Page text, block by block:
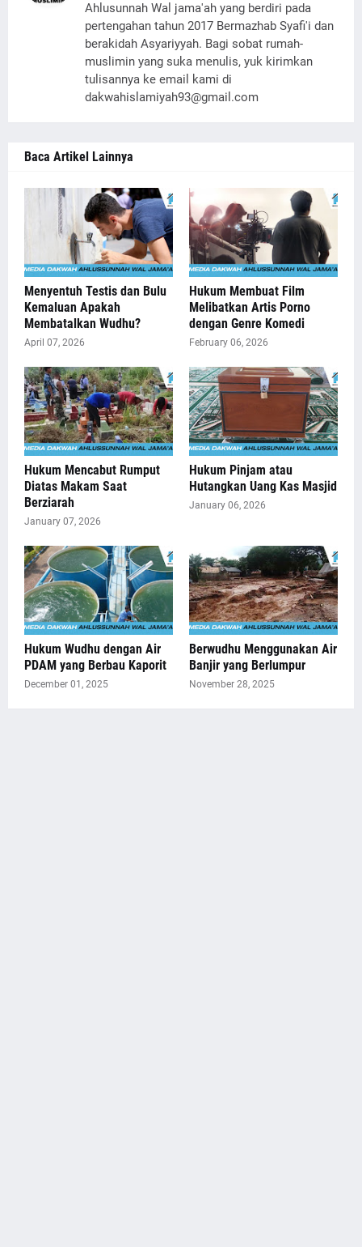
Ahlusunnah Wal jama'ah yang berdiri pada
pertengahan tahun 2017 Bermazhab Syafi'i dan
berakidah Asyariyyah. Bagi sobat rumah-
muslimin yang suka menulis, yuk kirimkan
tulisannya ke email kami di
dakwahislamiyah93@gmail.com
Baca Artikel Lainnya
Menyentuh Testis dan Bulu
Kemaluan Apakah
Membatalkan Wudhu?
April 07, 2026
Hukum Membuat Film
Melibatkan Artis Porno
dengan Genre Komedi
February 06, 2026
Hukum Mencabut Rumput
Diatas Makam Saat
Berziarah
January 07, 2026
Hukum Pinjam atau
Hutangkan Uang Kas Masjid
January 06, 2026
Hukum Wudhu dengan Air
PDAM yang Berbau Kaporit
December 01, 2025
Berwudhu Menggunakan Air
Banjir yang Berlumpur
November 28, 2025